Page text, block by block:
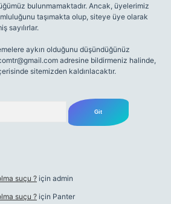
bulunmamaktadır. Ancak, üyelerimiz
taşımakta olup, siteye üye olarak
sayılırlar.
aykırı olduğunu düşündüğünüz
adresine bildirmeniz halinde,
sitemizden kaldırılacaktır.
suçu ? için admin
suçu ? için Panter